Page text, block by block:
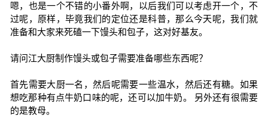
嗯，也是一个不错的小番外啊，以后我们可以考虑开一个，不
过呢，原样，毕竟我们的定位还是科普，那么今天呢，我们就
准备和大家来死磕一下馒头和包子，这对好基友。
请问江大厨制作馒头或包子需要准备哪些东西呢？
首先需要大厨一名，然后呢需要一些温水，然后还有糖。如果
想吃那种有点牛奶口味的呢，还可以加牛奶。 另外还有很需要
的是教母。